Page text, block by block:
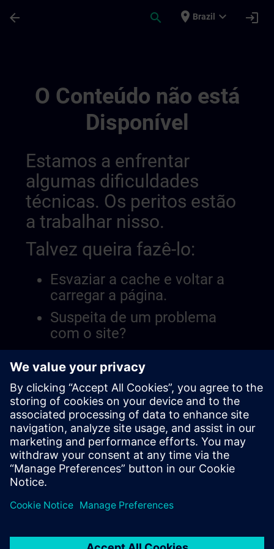
arrow_back search place Brazil expand_more login
O Conteúdo não está
Disponível
Estamos a enfrentar
algumas dificuldades
técnicas. Os peritos estão
a trabalhar nisso.
Talvez queira fazê-lo:
Esvaziar a cache e voltar a
carregar a página.
Suspeita de um problema
com o site?
Relatar a questão